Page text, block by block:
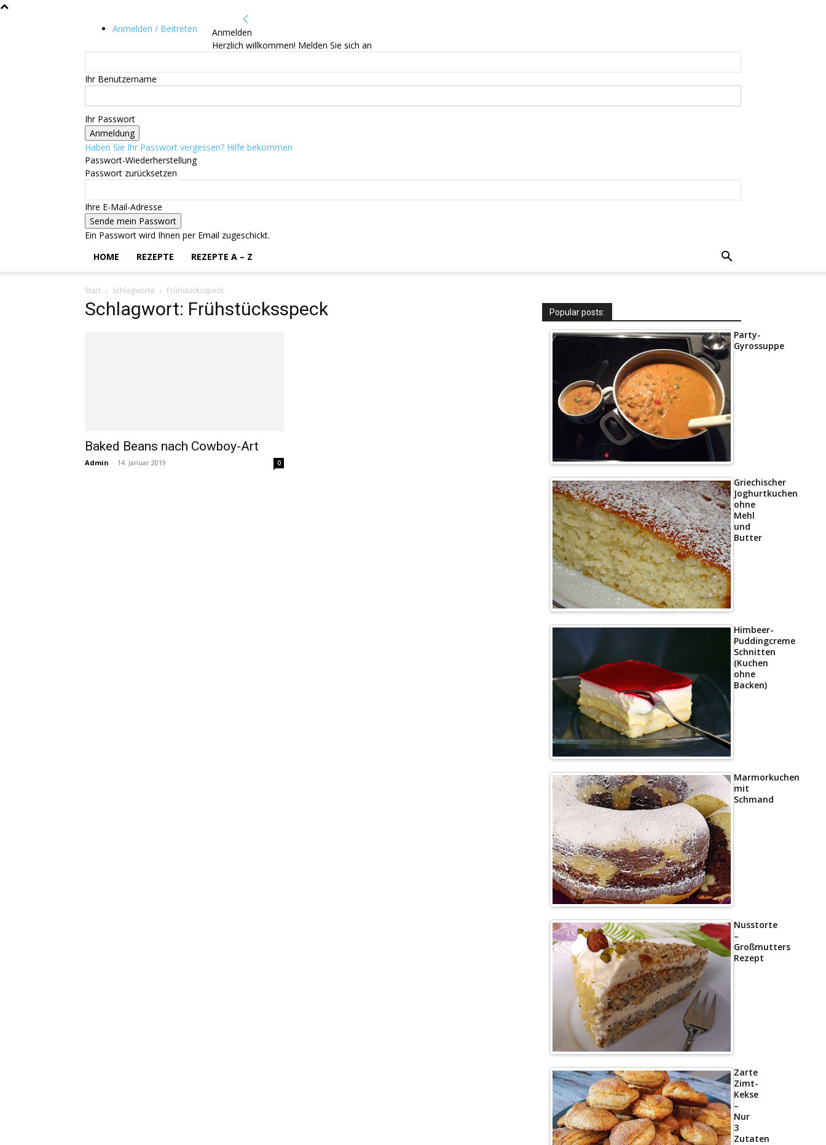
Anmelden / Beitreten
Anmelden
Herzlich willkommen! Melden Sie sich an
Ihr Benutzername
Ihr Passwort
Haben Sie Ihr Passwort vergessen? Hilfe bekommen
Passwort-Wiederherstellung
Passwort zurücksetzen
Ihre E-Mail-Adresse
Ein Passwort wird Ihnen per Email zugeschickt.
HOME
REZEPTE REZEPTE A – Z
Start Schlagworte Frühstücksspeck
Schlagwort: Frühstücksspeck
Baked Beans nach Cowboy-Art
Admin - 14. Januar 2019 0
Popular posts:
Party-
Gyrossuppe
Griechischer
Joghurtkuchen
ohne
Mehl
und
Butter
Himbeer-
Puddingcreme
Schnitten
(Kuchen
ohne
Backen)
Marmorkuchen
mit
Schmand
Nusstorte
–
Großmutters
Rezept
Zarte
Zimt-
Kekse
–
Nur
3
Zutaten